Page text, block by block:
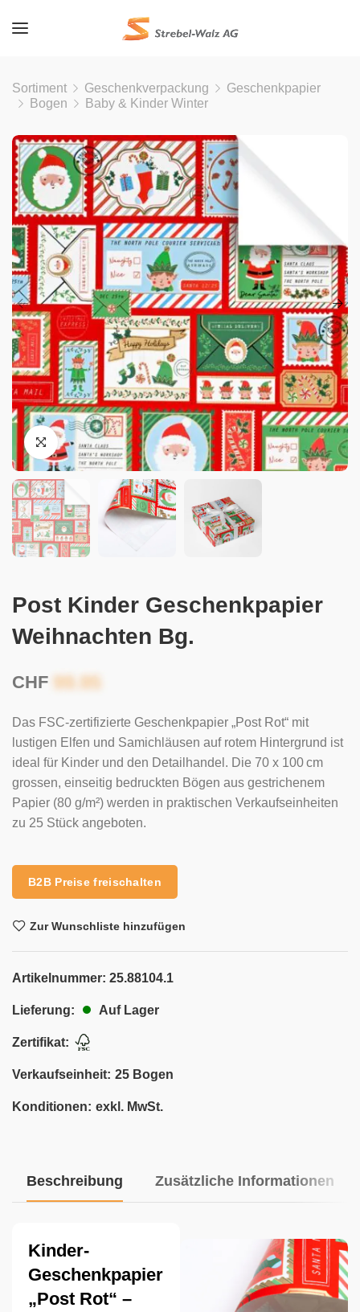
Sortiment Geschenkverpackung
Geschenkpapier
Bogen
Baby & Kinder Winter
Post Kinder Geschenkpapier
Weihnachten Bg.
CHF
Das FSC-zertifizierte Geschenkpapier „Post Rot“ mit
lustigen Elfen und Samichläusen auf rotem Hintergrund ist
ideal für Kinder und den Detailhandel. Die 70 x 100 cm
grossen, einseitig bedruckten Bögen aus gestrichenem
Papier (80 g/m²) werden in praktischen Verkaufseinheiten
zu 25 Stück angeboten.
B2B Preise freischalten
Zur Wunschliste hinzufügen
Artikelnummer: 25.88104.1
Lieferung: Auf Lager
Zertifikat:
Verkaufseinheit: 25 Bogen
Konditionen: exkl. MwSt.
Beschreibung Zusätzliche Informationen
Kinder-
Geschenkpapier
„Post Rot“ –